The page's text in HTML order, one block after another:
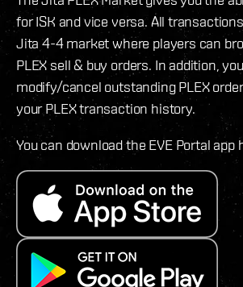
for ISK and vice versa. All
Jita 4-4 market where players can
PLEX sell & buy orders. In addition,
modify/cancel outstanding PLEX
your PLEX transaction history.
You can download the EVE Portal app